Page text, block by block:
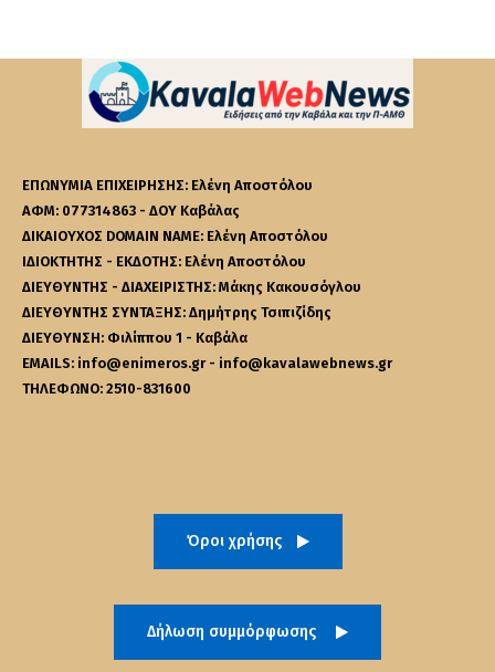
ΕΠΩΝΥΜΙΑ ΕΠΙΧΕΙΡΗΣΗΣ: Ελένη Αποστόλου
ΑΦΜ: 077314863 - ΔΟΥ Καβάλας
ΔΙΚΑΙΟΥΧΟΣ DOMAIN NAME: Ελένη Αποστόλου
ΙΔΙΟΚΤΗΤΗΣ - ΕΚΔΟΤΗΣ: Ελένη Αποστόλου
ΔΙΕΥΘΥΝΤΗΣ - ΔΙΑΧΕΙΡΙΣΤΗΣ: Μάκης Κακουσόγλου
ΔΙΕΥΘΥΝΤΗΣ ΣΥΝΤΑΞΗΣ: Δημήτρης Τσιπιζίδης
ΔΙΕΥΘΥΝΣΗ: Φιλίππου 1 - Καβάλα
EMAILS: info@enimeros.gr - info@kavalawebnews.gr
ΤΗΛΕΦΩΝΟ: 2510-831600
Όροι χρήσης
Δήλωση συμμόρφωσης